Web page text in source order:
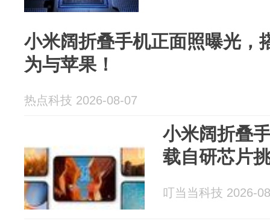
小米阔折叠手机正面照曝光，
为与苹果！
热点科技 2026-08-07
小米阔折叠
载自研芯片
叮当当科技 2026-